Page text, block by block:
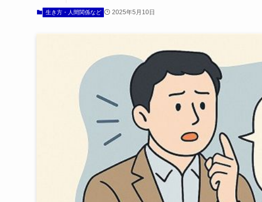
生き方・人間関係など 2025年5月10日